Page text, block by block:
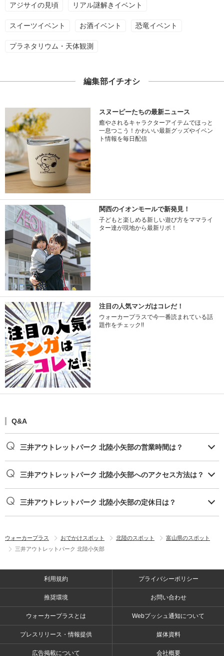
アジサイの見頃 リアル謎解きイベント
スイーツイベント お酒イベント 恐竜イベント
プラネタリウム・天体観測
編集部イチオシ
スヌーピーたちの最新ニュース
癒やされるキャラクターアイテムでほっと
一息つこう！かわいい最新グッズやイベン
ト情報を毎日配信
関西のイオンモールで新発見！
子どもと楽しめる新しい遊び方をママライ
ター達が現地から最新リポ！
注目の人気マンガはコレだ！
ウォーカープラスで今一番読まれている話
題作をチェック!!
Q&A
三井アウトレットパーク 北陸小矢部の営業時間は？
三井アウトレットパーク 北陸小矢部へのアクセス方法は？
三井アウトレットパーク 北陸小矢部の定休日は？
ウォーカープラス おでかけスポット 北陸のスポット
富山県のスポット
三井アウトレットパーク 北陸小矢部
利用規約 プライバシーポリシー
推奨環境 お問い合わせ
ウォーカープラスとは Webプッシュ通知について
プレスリリース・情報提供 媒体資料
広告掲載について 会社概要